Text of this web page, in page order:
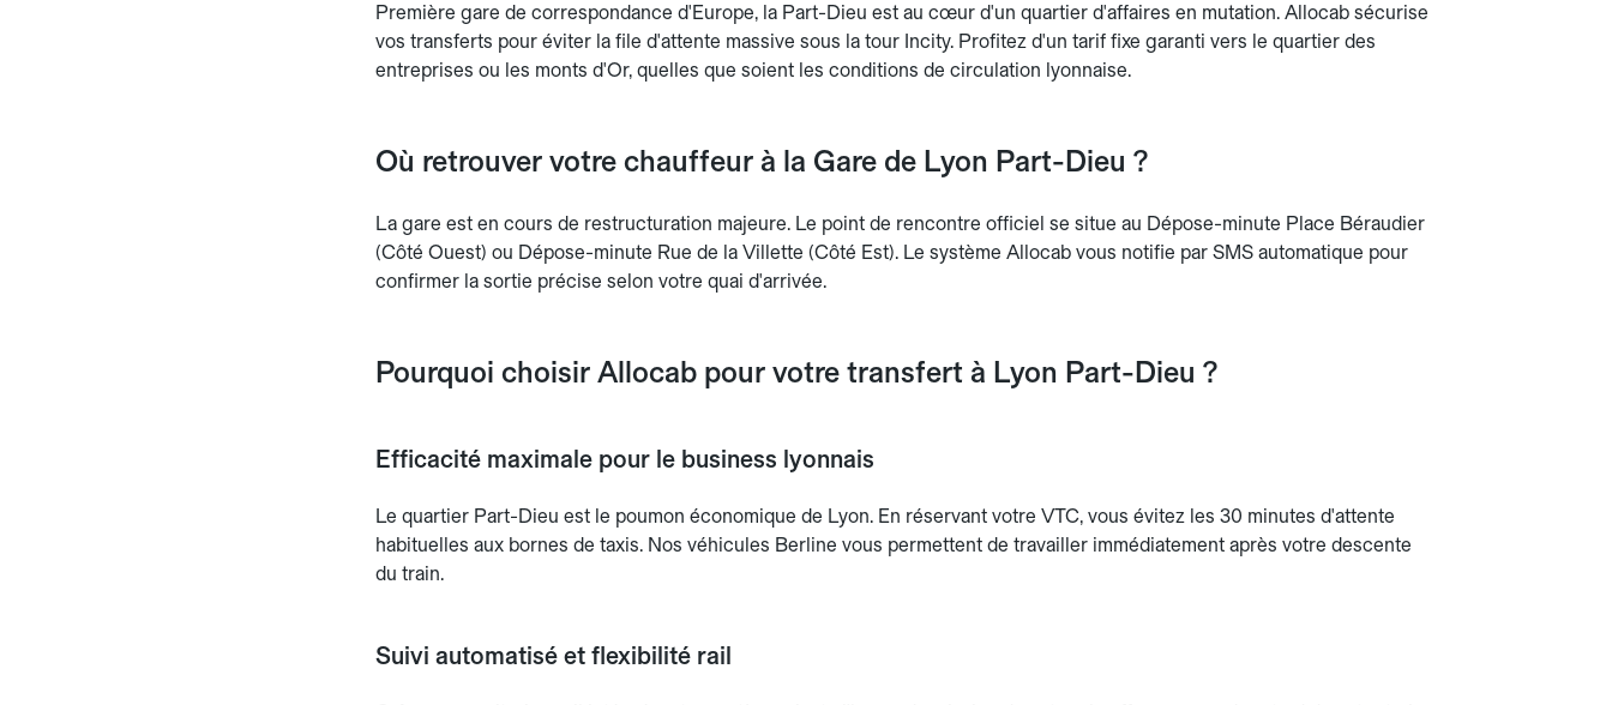
Première gare de correspondance d'Europe, la Part-Dieu est au cœur d'un quartier d'affaires en mutation. Allocab sécurise
vos transferts pour éviter la file d'attente massive sous la tour Incity. Profitez d'un tarif fixe garanti vers le quartier des
entreprises ou les monts d'Or, quelles que soient les conditions de circulation lyonnaise.
Où retrouver votre chauffeur à la Gare de Lyon Part-Dieu ?
La gare est en cours de restructuration majeure. Le point de rencontre officiel se situe au Dépose-minute Place Béraudier
(Côté Ouest) ou Dépose-minute Rue de la Villette (Côté Est). Le système Allocab vous notifie par SMS automatique pour
confirmer la sortie précise selon votre quai d'arrivée.
Pourquoi choisir Allocab pour votre transfert à Lyon Part-Dieu ?
Efficacité maximale pour le business lyonnais
Le quartier Part-Dieu est le poumon économique de Lyon. En réservant votre VTC, vous évitez les 30 minutes d'attente
habituelles aux bornes de taxis. Nos véhicules Berline vous permettent de travailler immédiatement après votre descente
du train.
Suivi automatisé et flexibilité rail